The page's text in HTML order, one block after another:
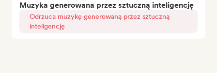
Muzyka generowana przez sztuczną inteligencję
Odrzuca muzykę generowaną przez sztuczną
inteligencję